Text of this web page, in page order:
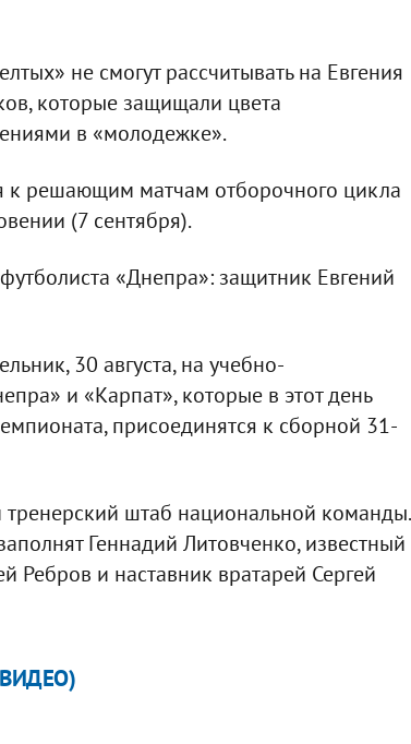
не смогут рассчитывать на Евгения
которые защищали цвета
в «молодежке».
к решающим матчам отборочного цикла
(7 сентября).
«Днепра»: защитник Евгений
30 августа, на учебно-
и «Карпат», которые в этот день
присоединятся к сборной 31-
тренерский штаб национальной команды.
Геннадий Литовченко, известный
Ребров и наставник вратарей Сергей
ВИДЕО)